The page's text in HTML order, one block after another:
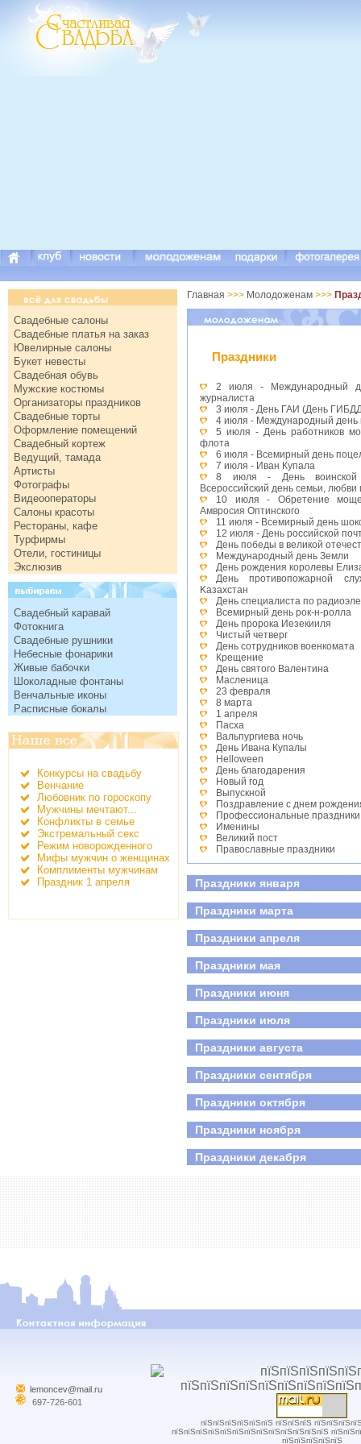
Свадебные салоны
Свадебные платья на заказ
Ювелирные салоны
Букет невесты
Свадебная обувь
Мужские костюмы
Организаторы праздников
Свадебные торты
Оформление помещений
Свадебный кортеж
Ведущий, тамада
Артисты
Фотографы
Видеооператоры
Салоны красоты
Рестораны, кафе
Турфирмы
Отели, гостиницы
Экслюзив
Свадебный каравай
Фотокнига
Свадебные рушники
Небесные фонарики
Живые бабочки
Шоколадные фонтаны
Венчальные иконы
Расписные бокалы
Конкурсы на свадьбу
Венчание
Любовник по гороскопу
Мужчины мечтают...
Конфликты в семье
Экстремальный секс
Режим новорожденного
Мифы мужчин о женщинах
Комплименты мужчинам
Праздник 1 апреля
Главная >>> Молодоженам >>>
Праздники
2 июля - Международный
журналиста
3 июля - День ГАИ (День
4 июля - Международный день
5 июля - День работников
флота
6 июля - Всемирный день
7 июля - Иван Купала
8 июля - День воинской
Всероссийский день семьи, любви
10 июля - Обретение
Амвросия Оптинского
11 июля - Всемирный день
12 июля - День российской
День победы в великой
Международный день Земли
День рождения королевы
День противопожарной
Kазахстан
День специалиста по
Всемирный день рок-н-ролла
День пророка Иезекииля
Чистый четверг
День сотрудников военкомата
Крещение
День святого Валентина
Масленица
23 февраля
8 марта
1 апреля
Пасха
Вальпургиева ночь
День Ивана Купалы
Helloween
День благодарения
Новый год
Выпускной
Поздравление с днем
Профессиональные праздники
Именины
Великий пост
Православные праздники
День студента
День победы
Всероссийский день семьи,
Праздники января
Праздники марта
Праздники апреля
Праздники мая
Праздники июня
Праздники июля
Праздники августа
Праздники сентября
Праздники октября
Праздники ноября
Праздники декабря
lemoncev@mail.ru
697-726-601
пїЅпїЅпїЅпїЅпїЅпїЅ пїЅпїЅпїЅ
пїЅпїЅпїЅпїЅпїЅпїЅпїЅпїЅпїЅпїЅпїЅпїЅпїЅ
пїЅпїЅпїЅпїЅпїЅ